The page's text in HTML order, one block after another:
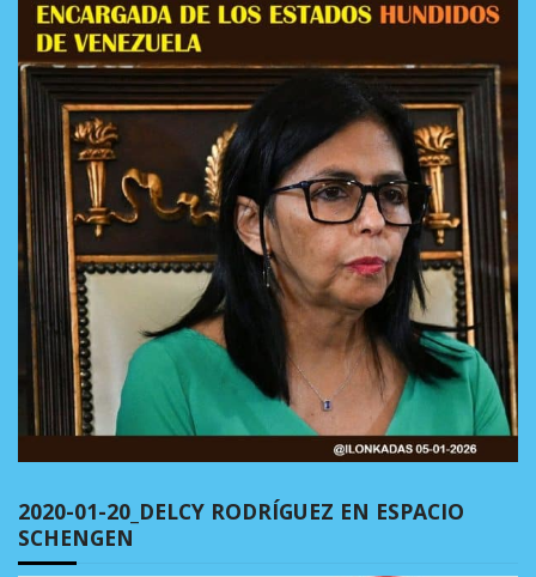
2020-01-20_DELCY RODRÍGUEZ EN ESPACIO
SCHENGEN